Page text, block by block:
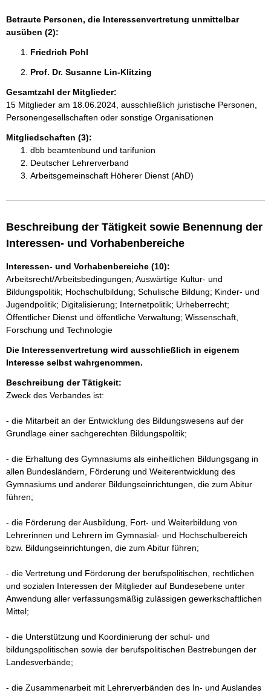
Betraute Personen, die Interessenvertretung unmittelbar
ausüben (2):
Friedrich Pohl
Prof. Dr. Susanne Lin-Klitzing
Gesamtzahl der Mitglieder:
15 Mitglieder am 18.06.2024, ausschließlich juristische Personen,
Personengesellschaften oder sonstige Organisationen
Mitgliedschaften (3):
dbb beamtenbund und tarifunion
Deutscher Lehrerverband
Arbeitsgemeinschaft Höherer Dienst (AhD)
Beschreibung der Tätigkeit sowie Benennung der
Interessen- und Vorhabenbereiche
Interessen- und Vorhabenbereiche (10):
Arbeitsrecht/Arbeitsbedingungen; Auswärtige Kultur- und
Bildungspolitik; Hochschulbildung; Schulische Bildung; Kinder- und
Jugendpolitik; Digitalisierung; Internetpolitik; Urheberrecht;
Öffentlicher Dienst und öffentliche Verwaltung; Wissenschaft,
Forschung und Technologie
Die Interessenvertretung wird ausschließlich in eigenem
Interesse selbst wahrgenommen.
Beschreibung der Tätigkeit:
Zweck des Verbandes ist:
- die Mitarbeit an der Entwicklung des Bildungswesens auf der
Grundlage einer sachgerechten Bildungspolitik;
- die Erhaltung des Gymnasiums als einheitlichen Bildungsgang in
allen Bundesländern, Förderung und Weiterentwicklung des
Gymnasiums und anderer Bildungseinrichtungen, die zum Abitur
führen;
- die Förderung der Ausbildung, Fort- und Weiterbildung von
Lehrerinnen und Lehrern im Gymnasial- und Hochschulbereich
bzw. Bildungseinrichtungen, die zum Abitur führen;
- die Vertretung und Förderung der berufspolitischen, rechtlichen
und sozialen Interessen der Mitglieder auf Bundesebene unter
Anwendung aller verfassungsmäßig zulässigen gewerkschaftlichen
Mittel;
- die Unterstützung und Koordinierung der schul- und
bildungspolitischen sowie der berufspolitischen Bestrebungen der
Landesverbände;
- die Zusammenarbeit mit Lehrerverbänden des In- und Auslandes